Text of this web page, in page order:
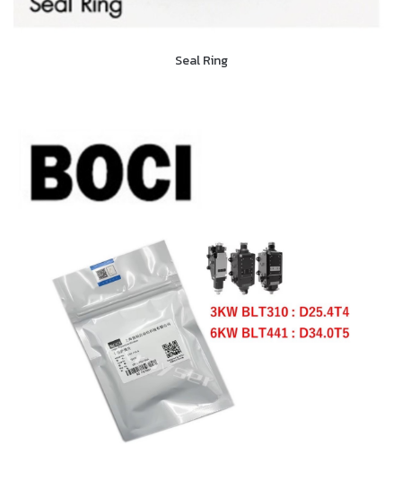
Seal Ring